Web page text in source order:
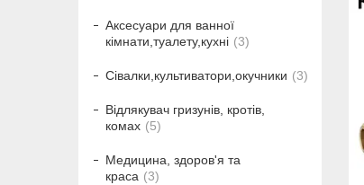
Аксесуари для ванної
кімнати,туалету,кухні
3
Сівалки,культиватори,окучники 3
Відлякувач гризунів, кротів,
комах
5
Медицина, здоров'я та
краса
3